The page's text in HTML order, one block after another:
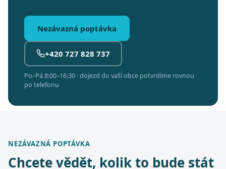
Nezávazná poptávka
+420 727 828 737
Po–Pá 8:00–16:30 · dojezd do vaší obce potvrdíme rovnou
po telefonu
NEZÁVAZNÁ POPTÁVKA
Chcete vědět, kolik to bude stát